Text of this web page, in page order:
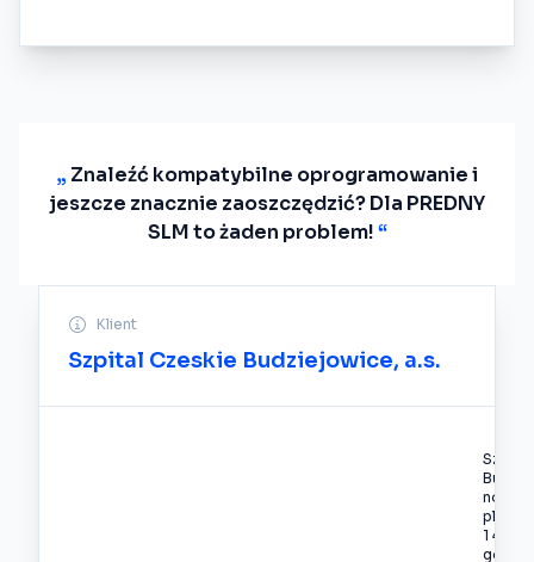
„ Znaleźć kompatybilne oprogramowanie i
jeszcze znacznie zaoszczędzić? Dla PREDNY
SLM to żaden problem!“
Klient
Szpital Czeskie Budziejowice, a.s.
Szpital
1 473
go